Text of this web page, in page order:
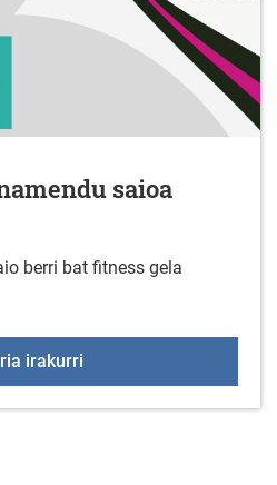
saioa
berri bat fitness gela
irakurri